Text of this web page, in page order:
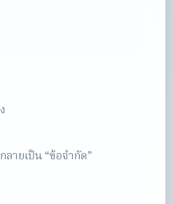
ลายเป็น “ข้อจำกัด”